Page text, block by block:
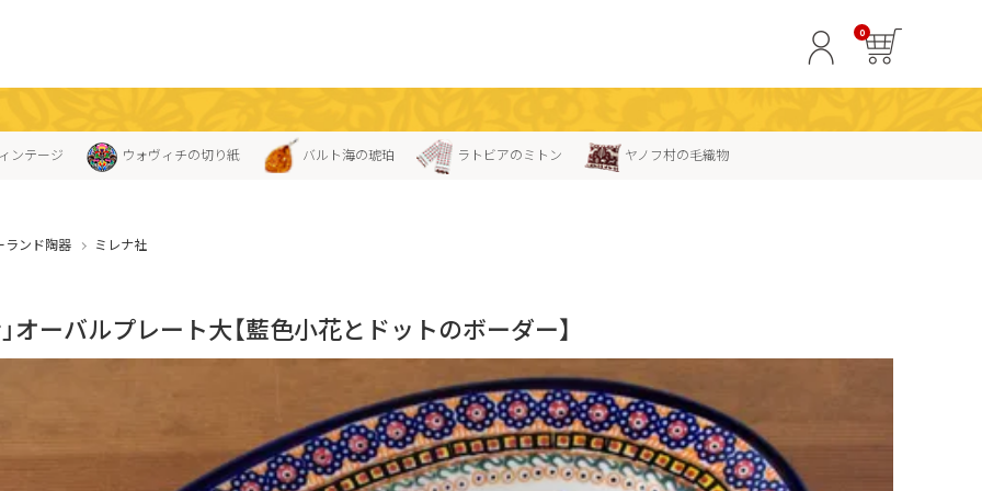
0
ンテージ ウォヴィチの切り紙 バルト海の琥珀 ラトビアのミトン ヤノフ村の毛織物
ランド陶器 ミレナ社
オーバルプレート大【藍色小花とドットのボーダー】